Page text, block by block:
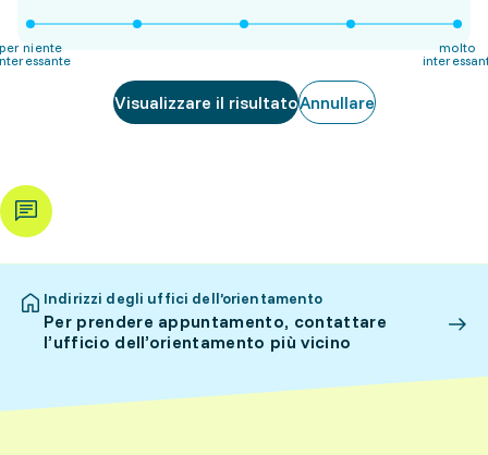
niente
molto
Visualizzare il risultatoAnnullare
Indirizzi degli uffici dell’orientamento
Per prendere appuntamento, contattare
l’ufficio dell’orientamento più vicino